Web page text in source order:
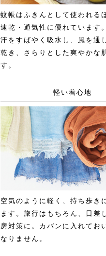
蚊帳はふきんとして使われる
速乾・通気性に優れています
汗をすばやく吸水し、風を通
乾き、さらりとした爽やかな
す。
軽い着心地
空気のように軽く、持ち歩き
ます。旅行はもちろん、日差
房対策に。カバンに入れてお
なりません。